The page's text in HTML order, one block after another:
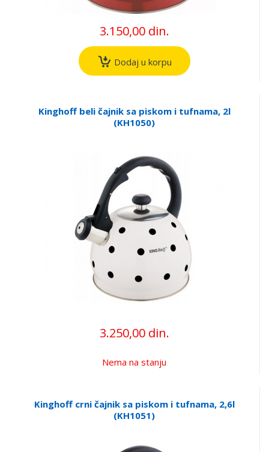
3.150,00 din.
Dodaj u korpu
Kinghoff beli čajnik sa piskom i tufnama, 2l
(KH1050)
3.250,00 din.
Nema na stanju
Kinghoff crni čajnik sa piskom i tufnama, 2,6l
(KH1051)